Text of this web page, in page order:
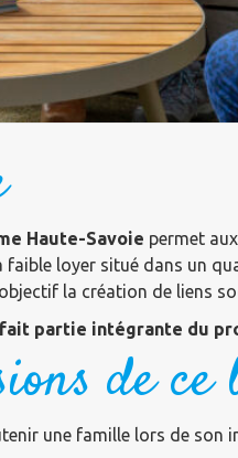
Haute-Savoie permet
faible loyer situé dans un
la création de liens
fait partie intégrante du
de ce
une famille lors de son